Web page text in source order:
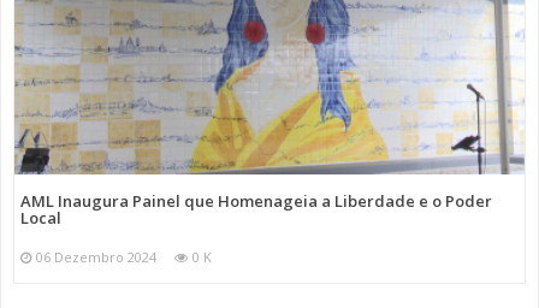
AML Inaugura Painel que Homenageia a Liberdade e o Poder
Local
06 Dezembro 2024 0 K